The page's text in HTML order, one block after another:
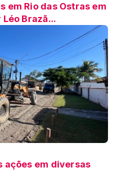
em Rio das Ostras em
Brazã...
ações em diversas